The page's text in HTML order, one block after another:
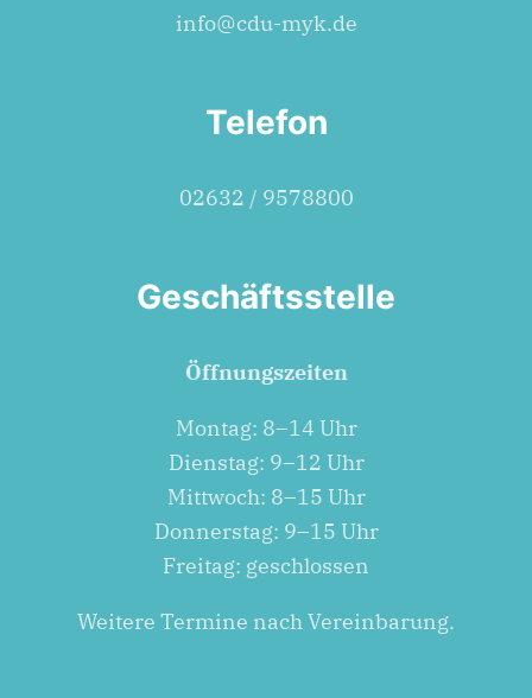
info@cdu-myk.de
Telefon
02632 / 9578800
Geschäftsstelle
Öff­nungs­zei­ten
Mon­tag: 8–14 Uhr
Diens­tag: 9–12 Uhr
Mitt­woch: 8–15 Uhr
Don­ners­tag: 9–15 Uhr
Frei­tag: geschlossen
Wei­te­re Ter­mi­ne nach Vereinbarung.